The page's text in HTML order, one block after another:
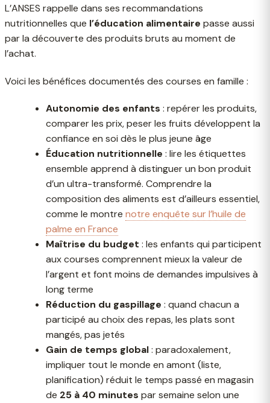
L’ANSES rappelle dans ses recommandations
nutritionnelles que l’éducation alimentaire passe aussi
par la découverte des produits bruts au moment de
l’achat.
Voici les bénéfices documentés des courses en famille :
Autonomie des enfants : repérer les produits,
comparer les prix, peser les fruits développent la
confiance en soi dès le plus jeune âge
Éducation nutritionnelle : lire les étiquettes
ensemble apprend à distinguer un bon produit
d’un ultra-transformé. Comprendre la
composition des aliments est d’ailleurs essentiel,
comme le montre notre enquête sur l’huile de
palme en France
Maîtrise du budget : les enfants qui participent
aux courses comprennent mieux la valeur de
l’argent et font moins de demandes impulsives à
long terme
Réduction du gaspillage : quand chacun a
participé au choix des repas, les plats sont
mangés, pas jetés
Gain de temps global: paradoxalement,
impliquer tout le monde en amont (liste,
planification) réduit le temps passé en magasin
de 25 à 40 minutes par semaine selon une